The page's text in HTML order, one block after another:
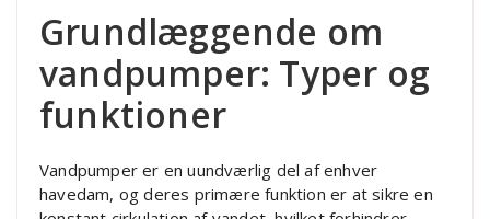
Grundlæggende om
vandpumper: Typer og
funktioner
Vandpumper er en uundværlig del af enhver
havedam, og deres primære funktion er at sikre en